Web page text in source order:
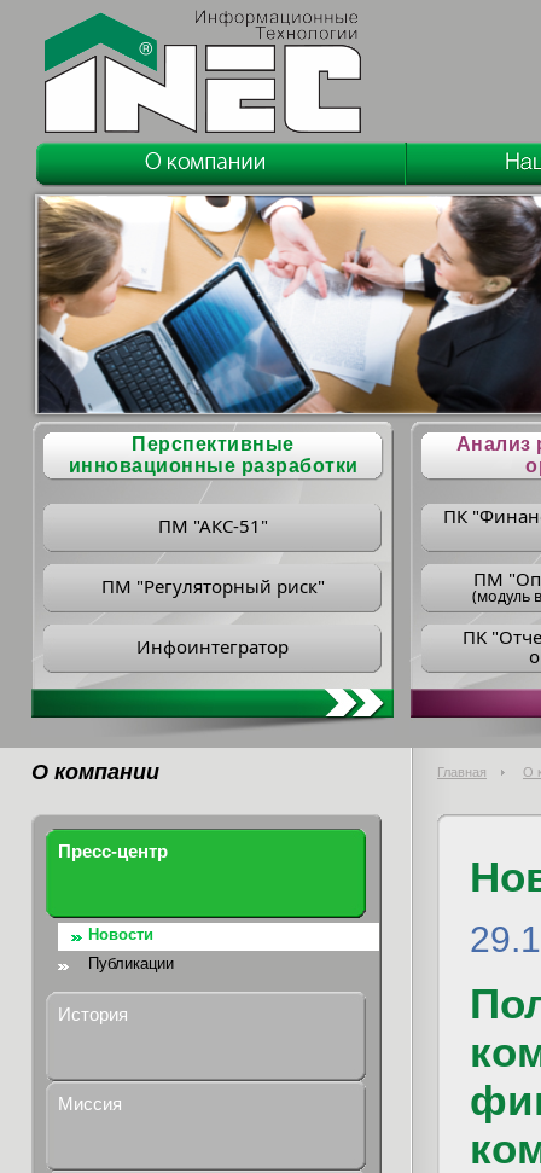
Перспективные
инновационные разработки
ПМ "АКС-51"
ПМ "Регуляторный риск"
Инфоинтегратор
Анализ
ПК
ПM
(модуль
ПK
О компании Главная О
Пресс-центр
Новости
Публикации
История
Миссия